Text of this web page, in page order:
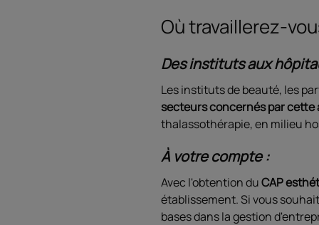
Où travaillerez-
Des instituts aux
Les instituts de beauté, les
secteurs concernés par
thalassothérapie, en milieu
À votre compte :
Avec l'obtention duCAP
établissement. Si vous
bases dans la gestion